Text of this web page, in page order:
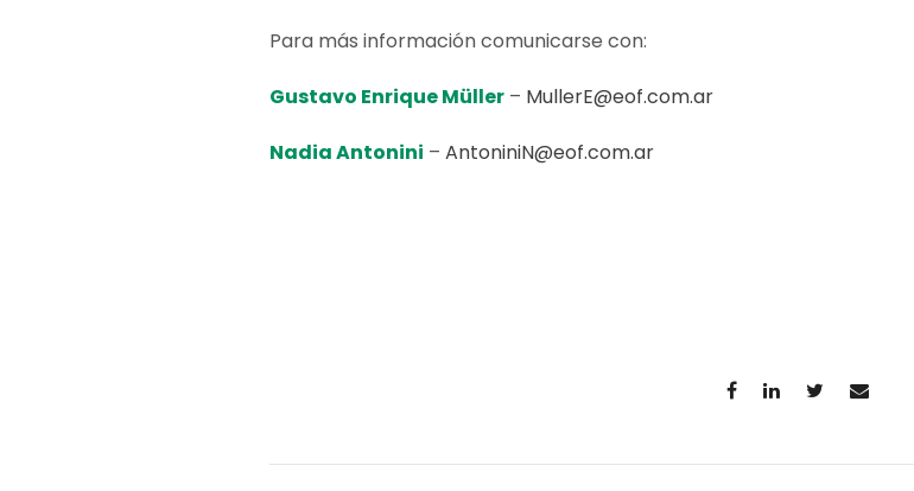
Para más información comunicarse con:
Gustavo Enrique Müller – MullerE@eof.com.ar
Nadia Antonini – AntoniniN@eof.com.ar